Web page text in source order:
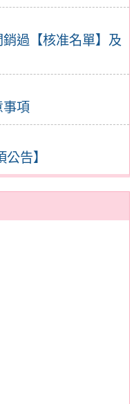
銷過【核准名單】及
事項
告】